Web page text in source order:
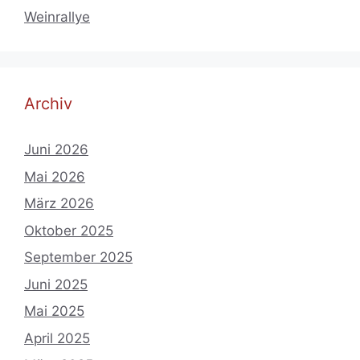
Weinrallye
Archiv
Juni 2026
Mai 2026
März 2026
Oktober 2025
September 2025
Juni 2025
Mai 2025
April 2025